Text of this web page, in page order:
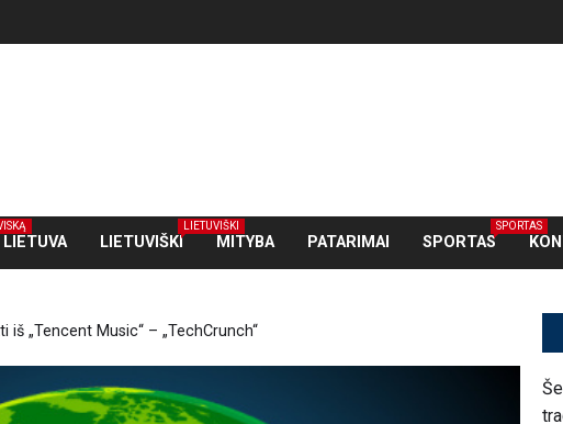
LIETUVA LIETUVIŠKI
LIETUVIŠKI
MITYBA PATARIMAI SPORTAS
SPORTAS
iš „Tencent Music“ – „TechCrunch“